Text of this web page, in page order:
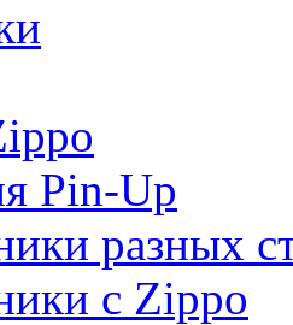
Pin-Up
разных
с Zippo